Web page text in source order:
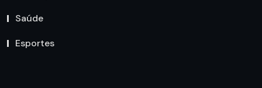
Saúde
Esportes